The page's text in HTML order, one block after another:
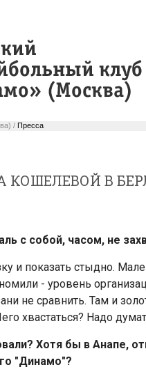
/ Пресса
В
с собой, часом, не
и показать стыдно.
- уровень
не сравнить. Там и
хвастаться? Надо
Хотя бы в Анапе,
"Динамо"?